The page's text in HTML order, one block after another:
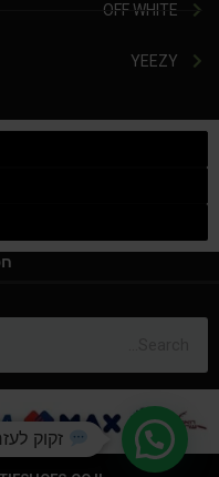
OFF WHITE
YEEZY
זקוק